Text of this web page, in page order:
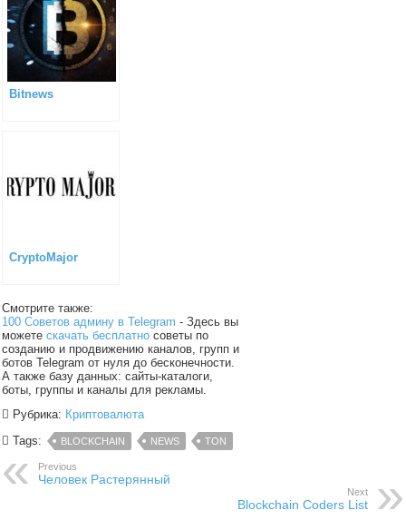
Bitnews
CryptoMajor
Смотрите также:
100 Советов админу в Telegram - Здесь вы
можетескачать бесплатно советы по
созданию и продвижению каналов, групп и
ботов Telegram от нуля до бесконечности.
А также базу данных: сайты-каталоги,
боты, группы и каналы для рекламы.
Рубрика: Криптовалюта
Tags:
BLOCKCHAIN NEWS TON
Previous
Человек Растерянный
Next
Blockchain Coders List